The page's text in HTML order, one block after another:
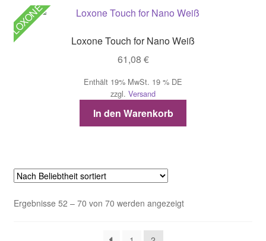
LOXONE
Loxone Touch for Nano Weiß
61,08 €
Enthält 19% MwSt. 19 % DE
zzgl. Versand
In den Warenkorb
Ergebnisse 52 – 70 von 70 werden angezeigtNach